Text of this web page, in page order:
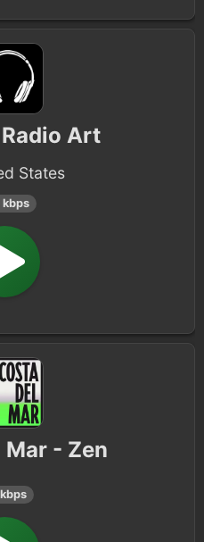
Art
States
kbps
Mar - Zen